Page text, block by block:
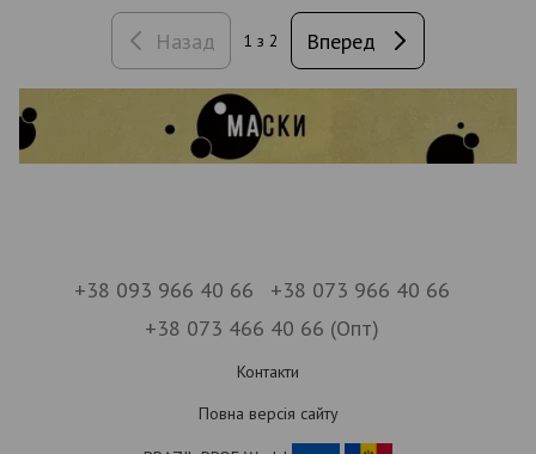
Назад 1 з 2 Вперед
+38 093 966 40 66
+38 073 966 40 66
+38 073 466 40 66 (Опт)
Контакти
Повна версія сайту